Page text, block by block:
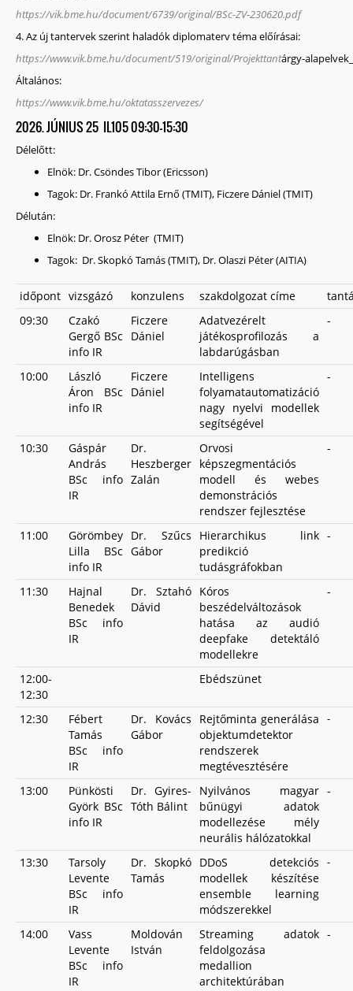
https://vik.bme.hu/document/6739/original/BSc-ZV-230620.pdf
4. Az új tantervek szerint haladók diplomaterv téma előírásai:
https://www.vik.bme.hu/document/519/original/Projekttantárgy-
Általános:
https://www.vik.bme.hu/oktatasszervezes/
2026. JÚNIUS 25 IL105 09:30-15:30
Délelőtt:
Elnök: Dr. Csöndes Tibor (Ericsson)
Tagok: Dr. Frankó Attila Ernő (TMIT), Ficzere Dániel (TMIT)
Délután:
Elnök: Dr. Orosz Péter (TMIT)
Tagok: Dr. Skopkó Tamás (TMIT), Dr. Olaszi Péter (AITIA)
időpont vizsgázó konzulens szakdolgozat címe
09:30
Czakó
Gergő BSc
info IR
Ficzere
Dániel
Adatvezérelt
játékosprofilozás a
labdarúgásban
-
10:00
László
Áron BSc
info IR
Ficzere
Dániel
Intelligens
folyamatautomatizáció
nagy nyelvi modellek
segítségével
-
10:30
Gáspár
András
BSc info
IR
Dr.
Heszberger
Zalán
Orvosi
képszegmentációs
modell és webes
demonstrációs
rendszer fejlesztése
-
11:00
Görömbey
Lilla BSc
info IR
Dr. Szűcs
Gábor
Hierarchikus link
predikció
tudásgráfokban
-
11:30
Hajnal
Benedek
BSc info
IR
Dr. Sztahó
Dávid
Kóros
beszédelváltozások
hatása az audió
deepfake detektáló
modellekre
-
12:00-
12:30
Ebédszünet
12:30
Fébert
Tamás
BSc info
IR
Dr. Kovács
Gábor
Rejtőminta generálása
objektumdetektor
rendszerek
megtévesztésére
-
13:00
Pünkösti
Györk BSc
info IR
Dr. Gyires-
Tóth Bálint
Nyilvános magyar
bűnügyi adatok
modellezése mély
neurális hálózatokkal
-
13:30
Tarsoly
Levente
BSc info
IR
Dr. Skopkó
Tamás
DDoS detekciós
modellek készítése
ensemble learning
módszerekkel
-
14:00
Vass
Levente
BSc info
IR
Moldován
István
Streaming adatok
feldolgozása
medallion
architektúrában
-